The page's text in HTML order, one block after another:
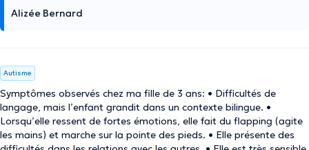
Alizée Bernard
Autisme
Symptômes observés chez ma fille de 3 ans: • Difficultés de
langage, mais l’enfant grandit dans un contexte bilingue. •
Lorsqu’elle ressent de fortes émotions, elle fait du flapping (agite
les mains) et marche sur la pointe des pieds. • Elle présente des